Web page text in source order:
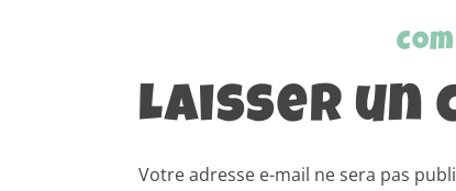
Laisser un
Votre adresse e-mail ne sera pas